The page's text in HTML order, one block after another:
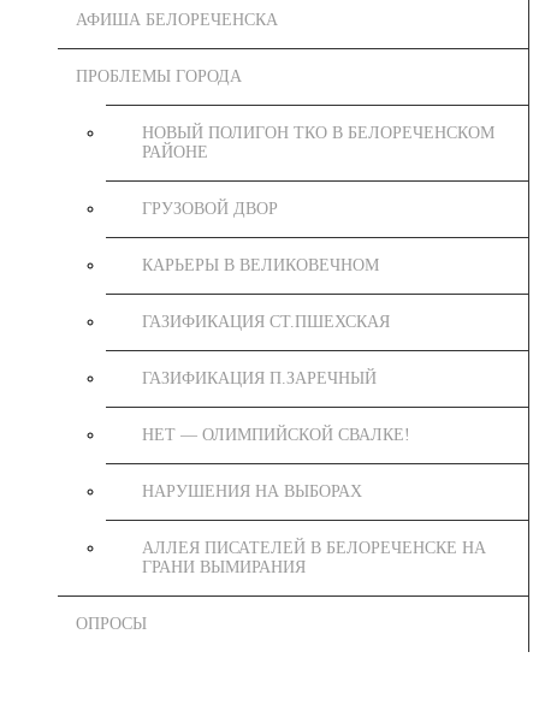
АФИША БЕЛОРЕЧЕНСКА
ПРОБЛЕМЫ ГОРОДА
НОВЫЙ ПОЛИГОН ТКО В БЕЛОРЕЧЕНСКОМ
РАЙОНЕ
ГРУЗОВОЙ ДВОР
КАРЬЕРЫ В ВЕЛИКОВЕЧНОМ
ГАЗИФИКАЦИЯ СТ.ПШЕХСКАЯ
ГАЗИФИКАЦИЯ П.ЗАРЕЧНЫЙ
НЕТ — ОЛИМПИЙСКОЙ СВАЛКЕ!
НАРУШЕНИЯ НА ВЫБОРАХ
АЛЛЕЯ ПИСАТЕЛЕЙ В БЕЛОРЕЧЕНСКЕ НА
ГРАНИ ВЫМИРАНИЯ
ОПРОСЫ